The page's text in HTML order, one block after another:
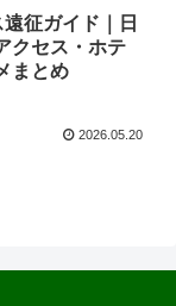
征ガイド｜日
クセス・ホテ
まとめ
2026.05.20